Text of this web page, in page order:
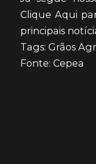
Clique Aqui
principais
Tags: Grãos
Fonte: Cepea